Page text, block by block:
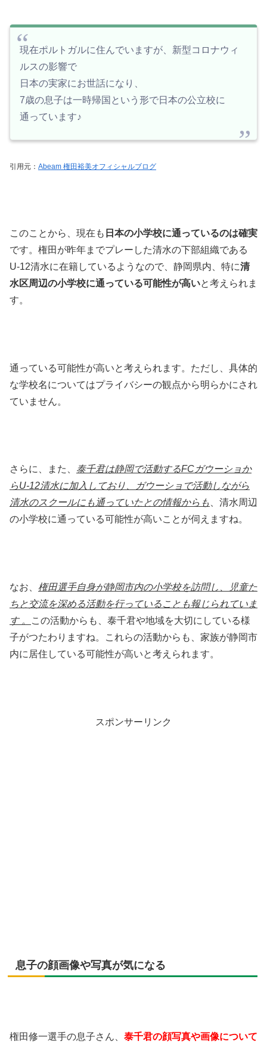
現在ポルトガルに住んでいますが、新型コロナウィ
ルスの影響で
日本の実家にお世話になり、
7歳の息子は一時帰国という形で日本の公立校に
通っています♪
引用元： Abeam 権田裕美オフィシャルブログ
このことから、現在も 日本の小学校に通っているのは確実
です。権田が昨年までプレーした清水の下部組織である
U-12清水に在籍しているようなので、静岡県内、特に清
水区周辺の小学校に通っている可能性が高いと考えられま
す。
通っている可能性が高いと考えられます。ただし、具体的
な学校名についてはプライバシーの観点から明らかにされ
ていません。
さらに、また、 泰千君は静岡で活動するFCガウーショか
らU-12清水に加入しており、ガウーショで活動しながら
清水のスクールにも通っていたとの情報からも 、清水周辺
の小学校に通っている可能性が高いことが伺えますね。
なお、 権田選手自身が静岡市内の小学校を訪問し、児童た
ちと交流を深める活動を行っていることも報じられていま
す 。
この活動からも、泰千君や地域を大切にしている様
子がつたわりますね。これらの活動からも、家族が静岡市
内に居住している可能性が高いと考えられます。
スポンサーリンク
息子の顔画像や写真が気になる
権田修一選手の息子さん、 泰千君の顔写真や画像について